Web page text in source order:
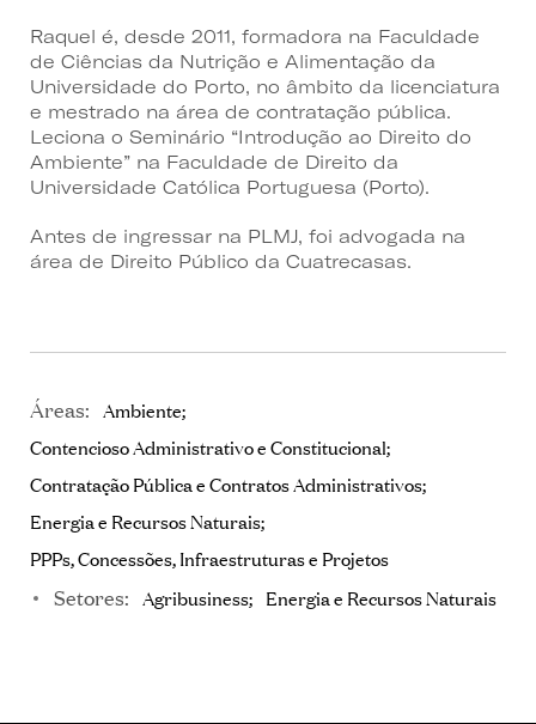
Raquel é, desde 2011, formadora na Faculdade
de Ciências da Nutrição e Alimentação da
Universidade do Porto, no âmbito da licenciatura
e mestrado na área de contratação pública.
Leciona o Seminário “Introdução ao Direito do
Ambiente” na Faculdade de Direito da
Universidade Católica Portuguesa (Porto).
Antes de ingressar na PLMJ, foi advogada na
área de Direito Público da Cuatrecasas.
Áreas: Ambiente
Contencioso Administrativo e Constitucional
Contratação Pública e Contratos Administrativos
Energia e Recursos Naturais
PPPs, Concessões, Infraestruturas e Projetos
Setores: Agribusiness Energia e Recursos Naturais